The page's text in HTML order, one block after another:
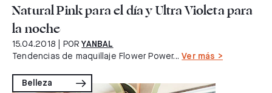
Natural Pink para el día y Ultra Violeta para
la noche
15.04.2018 | POR YANBAL
Tendencias de maquillaje Flower Power...Ver más >
Belleza